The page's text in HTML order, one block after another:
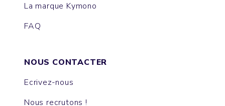
La marque Kymono
FAQ
NOUS CONTACTER
Ecrivez-nous
Nous recrutons !